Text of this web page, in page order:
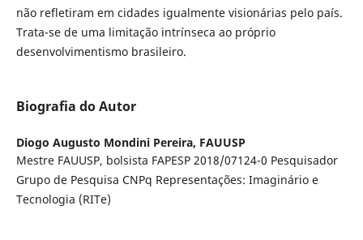
não refletiram em cidades igualmente visionárias pelo país.
Trata-se de uma limitação intrínseca ao próprio
desenvolvimentismo brasileiro.
Biografia do Autor
Diogo Augusto Mondini Pereira, FAUUSP
Mestre FAUUSP, bolsista FAPESP 2018/07124-0 Pesquisador
Grupo de Pesquisa CNPq Representações: Imaginário e
Tecnologia (RITe)